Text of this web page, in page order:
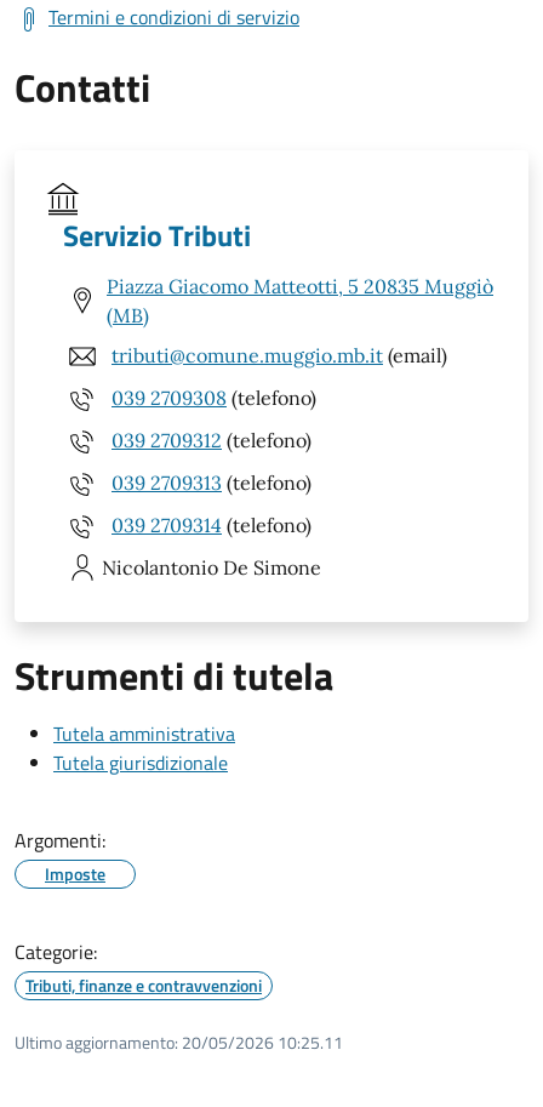
Termini e condizioni di servizio
Contatti
Servizio Tributi
Piazza Giacomo Matteotti, 5 20835 Muggiò
(MB)
tributi@comune.muggio.mb.it (email)
039 2709308 (telefono)
039 2709312 (telefono)
039 2709313 (telefono)
039 2709314 (telefono)
Nicolantonio De Simone
Strumenti di tutela
Tutela amministrativa
Tutela giurisdizionale
Argomenti:
Imposte
Categorie:
Tributi, finanze e contravvenzioni
Ultimo aggiornamento: 20/05/2026 10:25.11